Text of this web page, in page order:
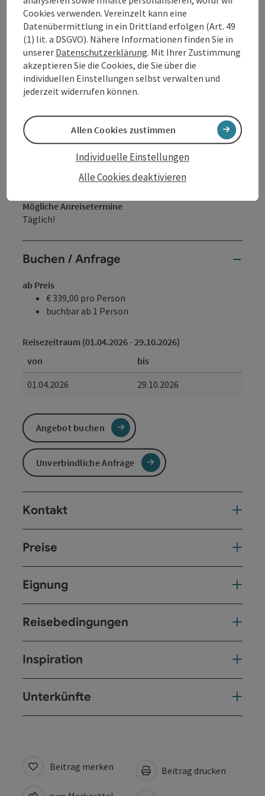
Verpflegung
Halbpension
Individuell gestaltbar!
Check in: ab 15:00 Uhr
Check out: bis 10:00 Uhr
Mögliche Anreisetermine
Täglich!
Buchen / Anfrage
ab Preis
€ 339,00 pro Person
buchbar ab 1 Person
Reisezeitraum (01.04.2026 - 29.10.2026)
von
bis
01.04.2026
29.10.2026
Angebot buchen
Unverbindliche Anfrage
Kontakt
Preise
Eignung
Reisebedingungen
Inspiration
Unterkünfte
Beitrag merken Beitrag drucken
Cookies verwenden. Vereinzelt kann eine
Datenübermittlung in ein Drittland erfolgen (Art. 49
(1) lit. a DSGVO). Nähere Informationen finden Sie in
unserer Datenschutzerklärung. Mit Ihrer Zustimmung
akzeptieren Sie die Cookies, die Sie über die
individuellen Einstellungen selbst verwalten und
jederzeit widerrufen können.
Alle Cookies deaktivieren
Individuelle Einstellungen
Allen Cookies zustimmen